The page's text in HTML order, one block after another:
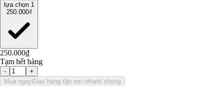
lựa chọn 1
250.000₫
250.000₫
Tạm hết hàng
-
+
Mua ngayGiao hàng tận nơi nhanh chóng